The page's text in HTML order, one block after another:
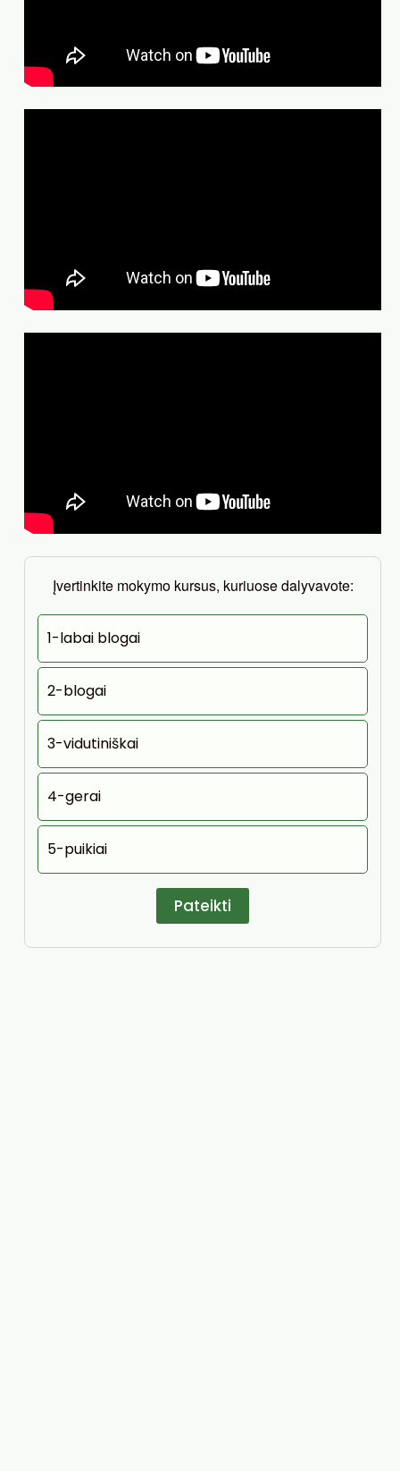
Įvertinkite mokymo kursus, kuriuose dalyvavote:
1-labai blogai
2-blogai
3-vidutiniškai
4-gerai
5-puikiai